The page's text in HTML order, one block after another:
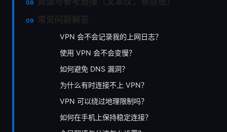
VPN 会不会记录我的上网日志？
使用 VPN 会不会变慢？
如何避免 DNS 漏洞？
为什么有时连接不上 VPN？
VPN 可以绕过地理限制吗？
如何在手机上保持稳定连接？